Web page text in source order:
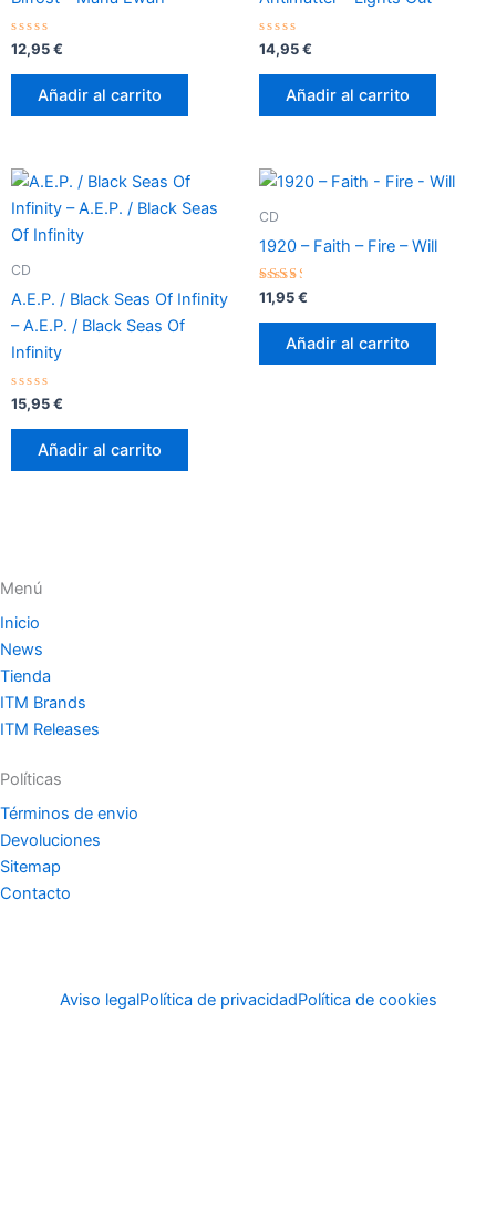
Valorado
con
0
12,95€
Añadir al carrito
Valorado
con
0
14,95€
Añadir al carrito
CD
A.E.P. / Black Seas Of Infinity
– A.E.P. / Black Seas Of
Infinity
Valorado
con
0
15,95€
Añadir al carrito
CD
1920 – Faith – Fire – Will
Valorado
con
2.70
de 5
11,95€
Añadir al carrito
Menú
Inicio
News
Tienda
ITM Brands
ITM Releases
Políticas
Términos de envio
Devoluciones
Sitemap
Contacto
Aviso legalPolítica de privacidadPolítica de cookies